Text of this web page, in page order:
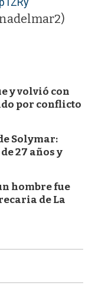
y volvió con
por conflicto
Solymar:
27 años y
hombre fue
de La